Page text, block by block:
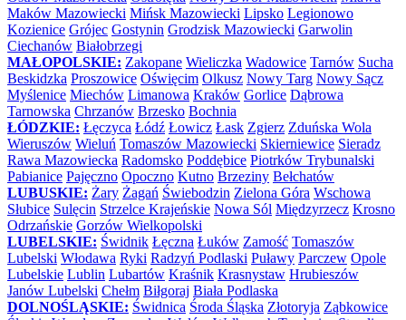
Maków Mazowiecki Mińsk Mazowiecki Lipsko Legionowo
Kozienice Grójec Gostynin Grodzisk Mazowiecki Garwolin
Ciechanów Białobrzegi
MAŁOPOLSKIE: Zakopane Wieliczka Wadowice Tarnów Sucha
Beskidzka Proszowice Oświęcim Olkusz Nowy Targ Nowy Sącz
Myślenice Miechów Limanowa Kraków Gorlice Dąbrowa
Tarnowska Chrzanów Brzesko Bochnia
ŁÓDZKIE: Łęczyca Łódź Łowicz Łask Zgierz Zduńska Wola
Wieruszów Wieluń Tomaszów Mazowiecki Skierniewice Sieradz
Rawa Mazowiecka Radomsko Poddębice Piotrków Trybunalski
Pabianice Pajęczno Opoczno Kutno Brzeziny Bełchatów
LUBUSKIE: Żary Żagań Świebodzin Zielona Góra Wschowa
Słubice Sulęcin Strzelce Krajeńskie Nowa Sól Międzyrzecz Krosno
Odrzańskie Gorzów Wielkopolski
LUBELSKIE: Świdnik Łęczna Łuków Zamość Tomaszów
Lubelski Włodawa Ryki Radzyń Podlaski Puławy Parczew Opole
Lubelskie Lublin Lubartów Kraśnik Krasnystaw Hrubieszów
Janów Lubelski Chełm Biłgoraj Biała Podlaska
DOLNOŚLĄSKIE: Świdnica Środa Śląska Złotoryja Ząbkowice